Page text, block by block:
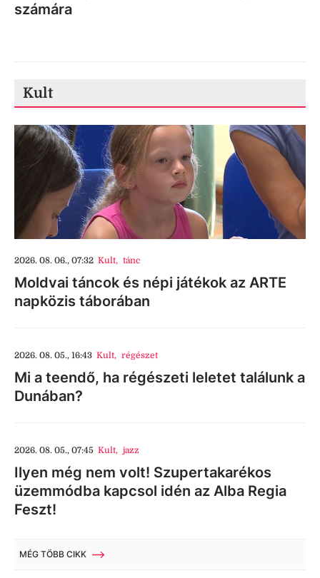
számára
Kult
2026. 08. 06., 07:32 Kult, tánc
Moldvai táncok és népi játékok az ARTE
napközis táborában
2026. 08. 05., 16:43 Kult, régészet
Mi a teendő, ha régészeti leletet találunk a
Dunában?
2026. 08. 05., 07:45 Kult, jazz
Ilyen még nem volt! Szupertakarékos
üzemmódba kapcsol idén az Alba Regia
Feszt!
MÉG TÖBB CIKK